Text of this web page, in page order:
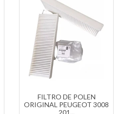
FILTRO DE POLEN
ORIGINAL PEUGEOT 3008
201...